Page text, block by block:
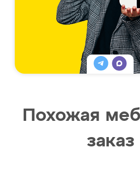
Похожая
заказ